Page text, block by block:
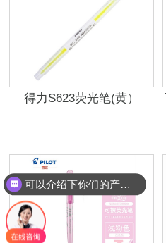
得力S623荧光笔(黄）
可以介绍下你们的产品么？